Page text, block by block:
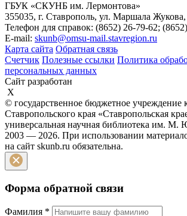
ГБУК «СКУНБ им. Лермонтова»
355035, г. Ставрополь, ул. Маршала
Телефон для справок: (8652) 26-79-62;
E-mail: skunb@omsu-mail.stavregion.ru
Карта сайта Обратная связь
Счетчик Полезные ссылки Политика
персональных данных
Сайт разработан
X
© государственное бюджетное учреждение
Ставропольского края «Ставропольская
универсальная научная библиотека им. М.
2003 — 2026. При использовании
на сайт skunb.ru обязательна.
Форма обратной связи
Фамилия *